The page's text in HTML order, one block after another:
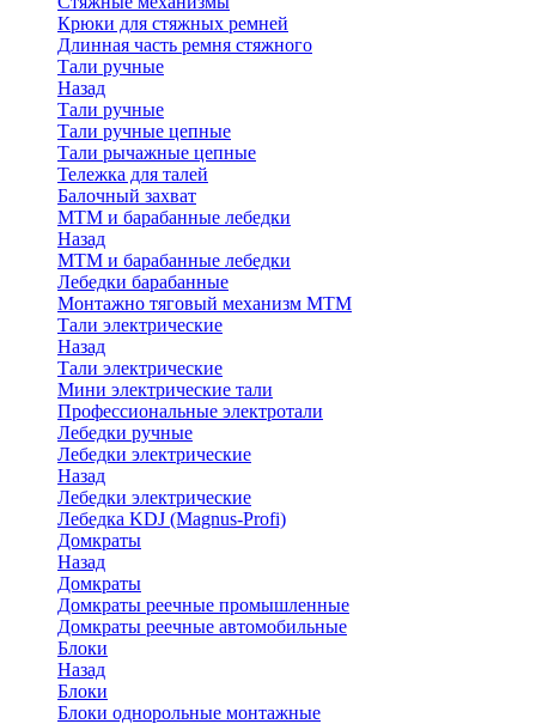
Крюки для стяжных ремней
Длинная часть ремня стяжного
Тали ручные
Назад
Тали ручные
Тали ручные цепные
Тали рычажные цепные
Тележка для талей
Балочный захват
МТМ и барабанные лебедки
Назад
МТМ и барабанные лебедки
Лебедки барабанные
Монтажно тяговый механизм МТМ
Тали электрические
Назад
Тали электрические
Мини электрические тали
Профессиональные электротали
Лебедки ручные
Лебедки электрические
Назад
Лебедки электрические
Лебедка KDJ (Magnus-Profi)
Домкраты
Назад
Домкраты
Домкраты реечные промышленные
Домкраты реечные автомобильные
Блоки
Назад
Блоки
Блоки однорольные монтажные